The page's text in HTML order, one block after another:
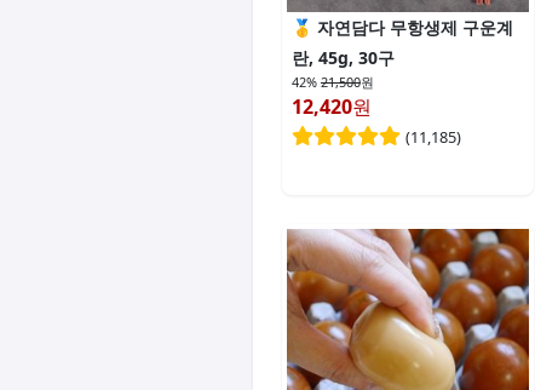
자연담다 무항생제 구운계
란, 45g, 30구
42% 21,500원
12,420원
(11,185)